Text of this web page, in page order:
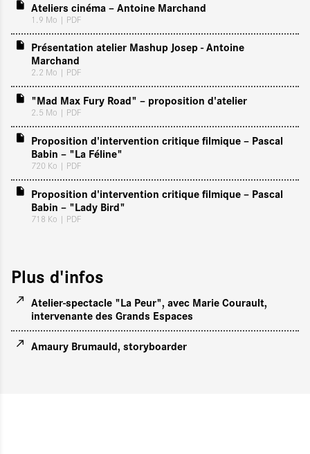
Ateliers cinéma – Antoine Marchand
1.9 Mo | PDF
Présentation atelier Mashup Josep - Antoine
Marchand
2.2 Mo | PDF
"Mad Max Fury Road" – proposition d'atelier
2.5 Mo | PDF
Proposition d'intervention critique filmique – Pascal
Babin – "La Féline"
720 Ko | PDF
Proposition d'intervention critique filmique – Pascal
Babin – "Lady Bird"
718 Ko | PDF
Plus d'infos
Atelier-spectacle "La Peur", avec Marie Courault,
intervenante des Grands Espaces
Amaury Brumauld, storyboarder